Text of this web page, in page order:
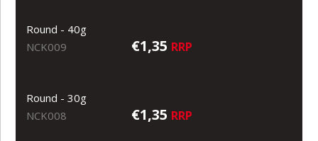
Round - 40g
NCK009
€1,35 RRP
Round - 30g
NCK008
€1,35 RRP